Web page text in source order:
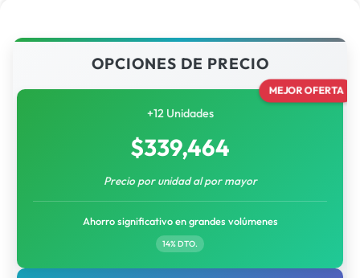
OPCIONES DE PRECIO
MEJOR OFERTA
+12 Unidades
$339,464
Precio por unidad al por mayor
Ahorro significativo en grandes volúmenes
14% DTO.